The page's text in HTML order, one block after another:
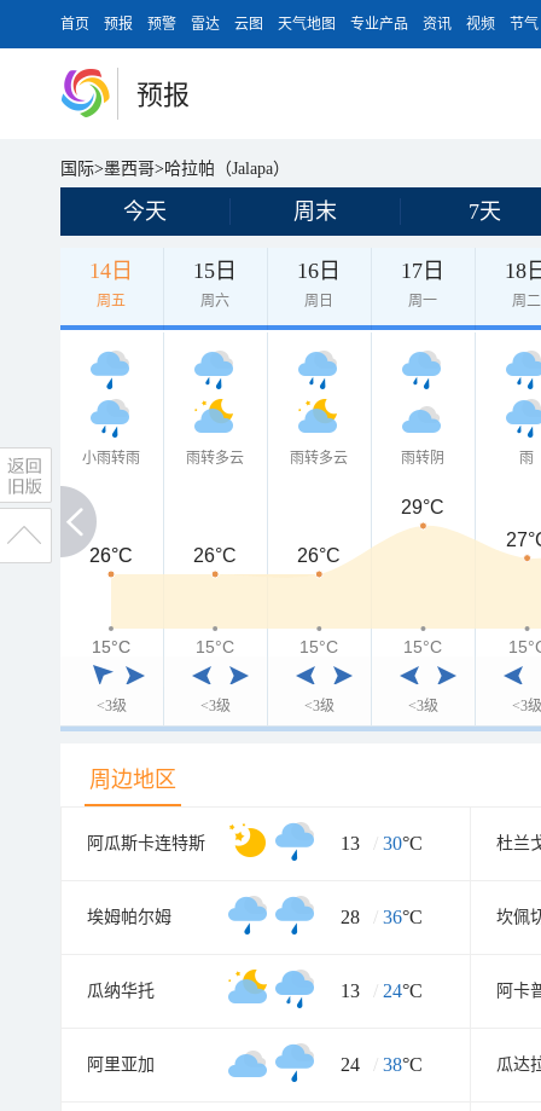
首页 预报 预警 雷达 云图 天气地图 专业产品 资讯 视频 节气
预报
国际>墨西哥>哈拉帕（Jalapa）
今天 周末 7天
14日
周五
15日
周六
16日
周日
17日
周一
18
周二
小雨转雨
<3级
雨转多云
<3级
雨转多云
<3级
雨转阴
<3级
雨
<3级
26°C
26°C 26°C 26°C
29°C
15°C
15°C 15°C 15°C 15°C
周边地区
阿瓜斯卡连特斯 13 / 30°C 杜兰
埃姆帕尔姆 28 / 36°C 坎佩
瓜纳华托 13 / 24°C 阿卡
阿里亚加 24 / 38°C 瓜达